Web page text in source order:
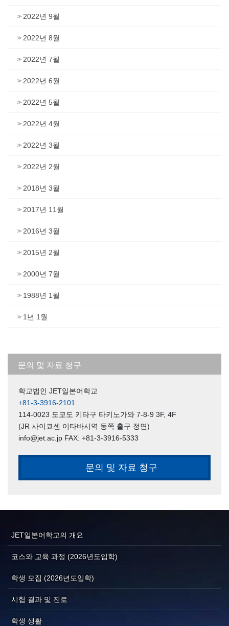
2022년 9월
2022년 8월
2022년 7월
2022년 6월
2022년 5월
2022년 4월
2022년 3월
2022년 2월
2018년 3월
2017년 11월
2016년 3월
2015년 2월
2000년 7월
1988년 1월
1년 1월
문의 및 자료 청구
학교법인 JET일본어학교
+81-3-3916-2101
114-0023 도쿄도 키타구 타키노가와 7-8-9 3F, 4F
(JR 사이쿄센 이타바시역 동쪽 출구 정면)
info@jet.ac.jp FAX: +81-3-3916-5333
문의 및 자료 청구
JET일본어학교의 개요
코스와 교육 과정 (2026년도입학)
학생 모집 (2026년도입학)
시험 결과 및 진로
학생 생활